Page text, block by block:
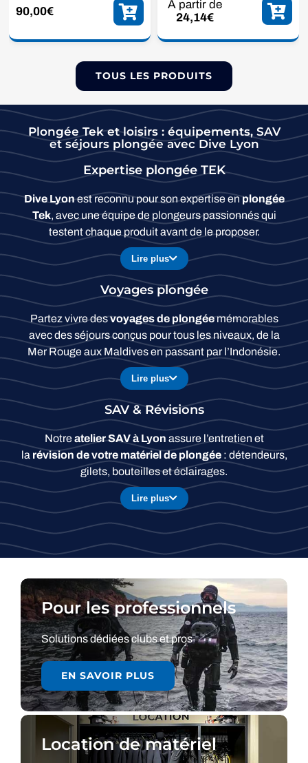
90,00€
A partir de
24,14€
TOUS LES PRODUITS
Plongée Tek et loisirs : équipements, SAV
et séjours plongée avec Dive Lyon
Expertise plongée TEK
Dive Lyonest reconnu pour son expertise enplongée
Tek, avec une équipe de plongeurs passionnés qui
testent chaque produit avant de le proposer.
Lire plus
Voyages plongée
Partez vivre desvoyages de plongéemémorables
avec des séjours conçus pour tous les niveaux, de la
Mer Rouge aux Maldives en passant par l’Indonésie.
Lire plus
SAV & Révisions
Notreatelier SAV à Lyon assure l’entretien et
la révision de votre matériel de plongée: détendeurs,
gilets, bouteilles et éclairages.
Lire plus
Pour les professionnels
Solutions dédiées clubs et pros
EN SAVOIR PLUS
Location de matériel